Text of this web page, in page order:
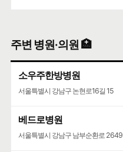
주변 병원·의원 🏥
소우주한방병원
서울특별시 강남구 논현로16길 15
베드로병원
서울특별시 강남구 남부순환로 2649